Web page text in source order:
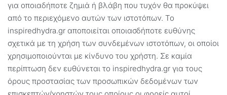
για οποιαδήποτε ζημιά ή βλάβη που τυχόν θα προκύψει
από το περιεχόμενο αυτών των ιστοτόπων. Το
inspiredhydra.gr αποποιείται οποιασδήποτε ευθύνης
σχετικά με τη χρήση των συνδεμένων ιστοτόπων, οι οποίοι
χρησιμοποιούνται με κίνδυνο του χρήστη. Σε καμία
περίπτωση δεν ευθύνεται το inspiredhydra.gr για τους
όρους προστασίας των προσωπικών δεδομένων των